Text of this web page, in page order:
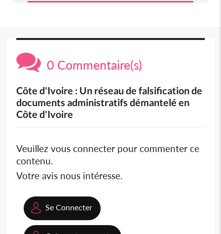
0 Commentaire(s)
Côte d'Ivoire : Un réseau de falsification de
documents administratifs démantelé en
Côte d'Ivoire
Veuillez vous connecter pour commenter ce
contenu.
Votre avis nous intéresse.
Se Connecter